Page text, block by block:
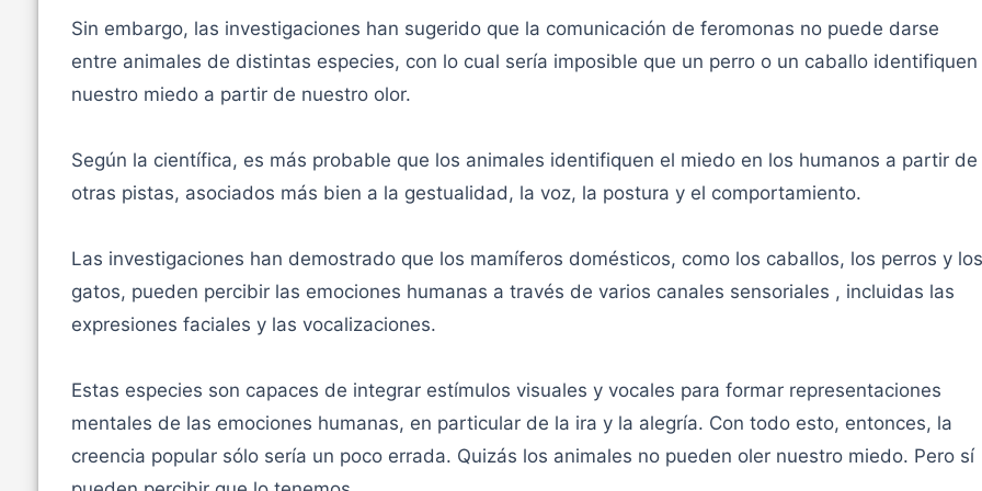
Sin embargo, las investigaciones han sugerido que la comunicación de feromonas no puede darse
entre animales de distintas especies, con lo cual sería imposible que un perro o un caballo identifiquen
nuestro miedo a partir de nuestro olor.
Según la científica, es más probable que los animales identifiquen el miedo en los humanos a partir de
otras pistas, asociados más bien a la gestualidad, la voz, la postura y el comportamiento.
Las investigaciones han demostrado que los mamíferos domésticos, como los caballos, los perros y los
gatos, pueden percibir las emociones humanas a través de varios canales sensoriales , incluidas las
expresiones faciales y las vocalizaciones.
Estas especies son capaces de integrar estímulos visuales y vocales para formar representaciones
mentales de las emociones humanas, en particular de la ira y la alegría. Con todo esto, entonces, la
creencia popular sólo sería un poco errada. Quizás los animales no pueden oler nuestro miedo. Pero sí